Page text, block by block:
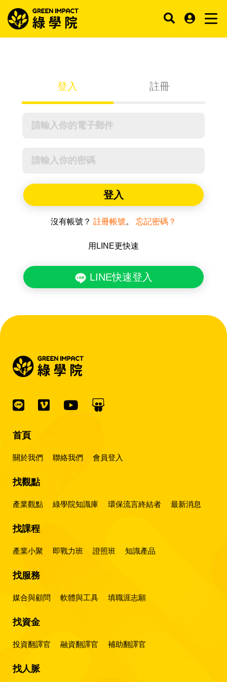
登入 註冊
登入
沒有帳號？ 註冊帳號。 忘記密碼？
用LINE更快速
LINE快速登入
首頁
關於我們 聯絡我們 會員登入
找觀點
產業觀點 綠學院知識庫 環保流言終結者 最新消息
找課程
產業小聚 即戰力班 證照班 知識產品
找服務
媒合與顧問 軟體與工具 填職涯志願
找資金
投資翻譯官 融資翻譯官 補助翻譯官
找人脈